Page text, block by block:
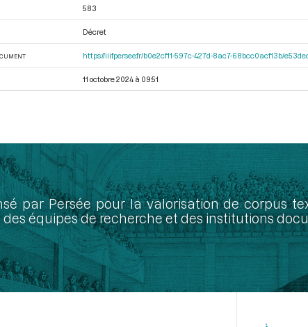
583
Décret
https://iiif.persee.fr/b0e2cf11-597c-427d-8ac7-68bcc0acf13b/
11 octobre 2024 à 09:51
par Persée pour la valorisation de corpus
équipes de recherche et des institutions